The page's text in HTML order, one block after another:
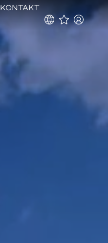
KONTAKT